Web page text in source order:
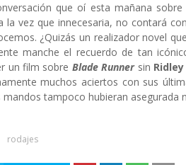
que oí esta mañana sobre
la vez que innecesaria, no contará
¿Quizás un realizador novel
manche el recuerdo de tan
un film sobre Blade Runnersin
muchos aciertos con sus
tampoco hubieran asegurada
rodajes